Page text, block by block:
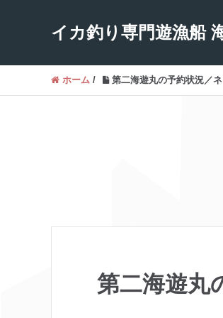
イカ釣り専門遊漁船
ホーム / 第二海遊丸の予約状況／
第二海遊丸